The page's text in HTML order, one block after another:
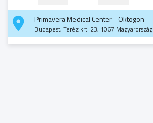
Primavera Medical Center - Oktogon
Budapest, Teréz krt. 23, 1067 Magyarország